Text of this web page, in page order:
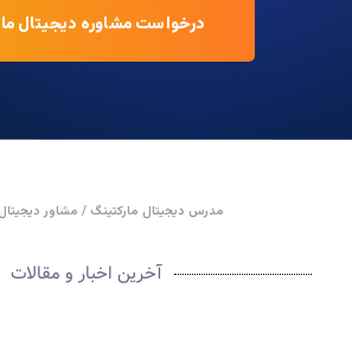
درخواست مشاوره دیجیتال
مدرس دیجیتال مارکتینگ / مشاور
آخرین اخبار و مقالات